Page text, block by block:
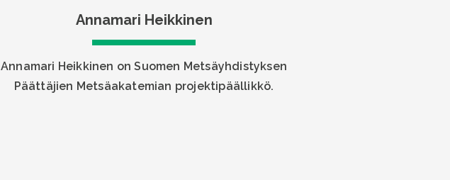
Annamari Heikkinen
Annamari Heikkinen on Suomen Metsäyhdistyksen
Päättäjien Metsäakatemian projektipäällikkö.